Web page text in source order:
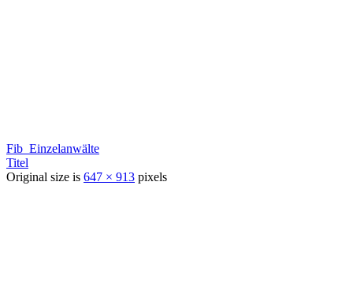
Fib_Einzelanwälte
Titel
Original size is 647 × 913 pixels